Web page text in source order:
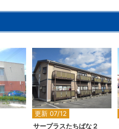
更新 07/12
2
サープラスたちばな２